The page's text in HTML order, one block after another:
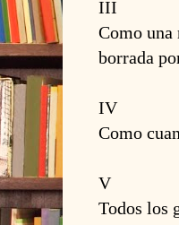
III
Como una
borrada
IV
Como
V
Todos los